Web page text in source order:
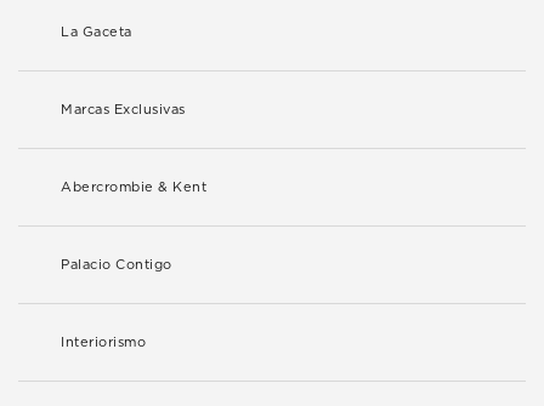
La Gaceta
Marcas Exclusivas
Abercrombie & Kent
Palacio Contigo
Interiorismo